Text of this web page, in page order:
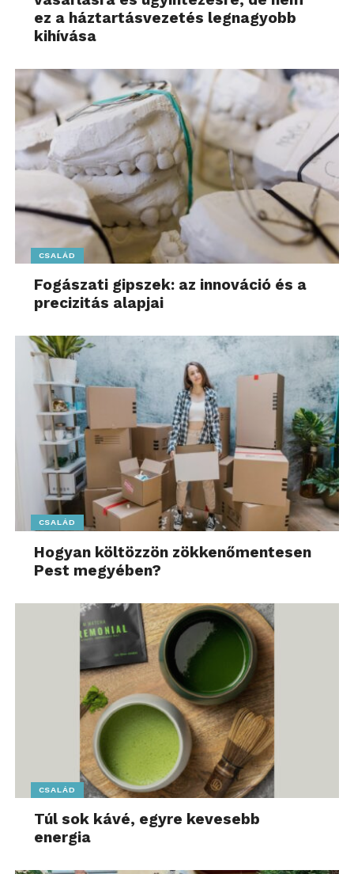
ez a háztartásvezetés legnagyobb
kihívása
CSALÁD
Fogászati gipszek: az innováció és a
precizitás alapjai
CSALÁD
Hogyan költözzön zökkenőmentesen
Pest megyében?
CSALÁD
Túl sok kávé, egyre kevesebb
energia